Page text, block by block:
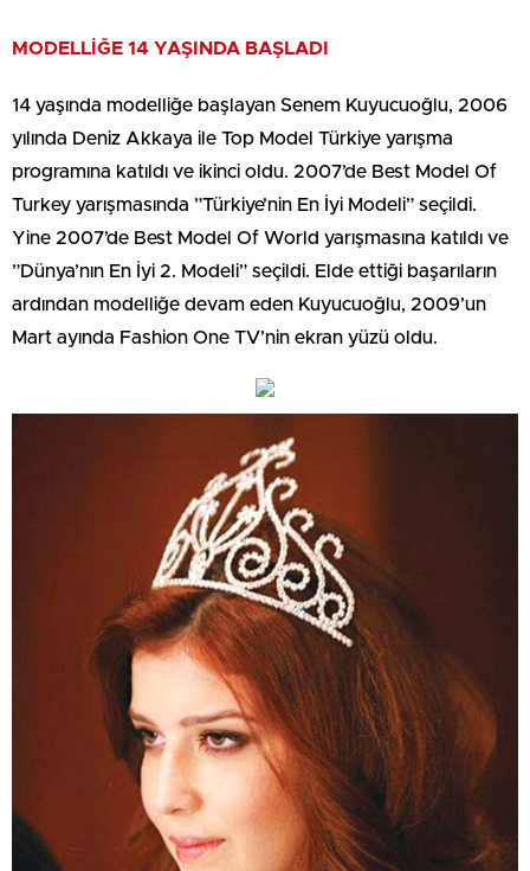
MODELLİĞE 14 YAŞINDA BAŞLADI
14 yaşında modelliğe başlayan Senem Kuyucuoğlu, 2006
yılında Deniz Akkaya ile Top Model Türkiye yarışma
programına katıldı ve ikinci oldu. 2007’de Best Model Of
Turkey yarışmasında ”Türkiye’nin En İyi Modeli” seçildi.
Yine 2007’de Best Model Of World yarışmasına katıldı ve
”Dünya’nın En İyi 2. Modeli” seçildi. Elde ettiği başarıların
ardından modelliğe devam eden Kuyucuoğlu, 2009’un
Mart ayında Fashion One TV’nin ekran yüzü oldu.